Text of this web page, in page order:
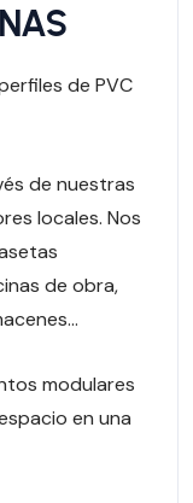
de PVC
de nuestras
locales. Nos
de obra,
modulares
en una